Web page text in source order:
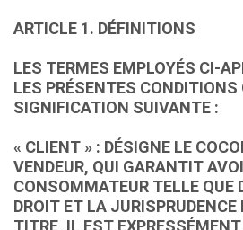
ARTICLE 1. DÉFINITIONS
LES TERMES EMPLOYÉS CI-
LES PRÉSENTES CONDITIONS
SIGNIFICATION SUIVANTE :
« CLIENT » : DÉSIGNE LE
VENDEUR, QUI GARANTIT
CONSOMMATEUR TELLE QUE
DROIT ET LA
TITRE, IL EST EXPRESSÉMENT